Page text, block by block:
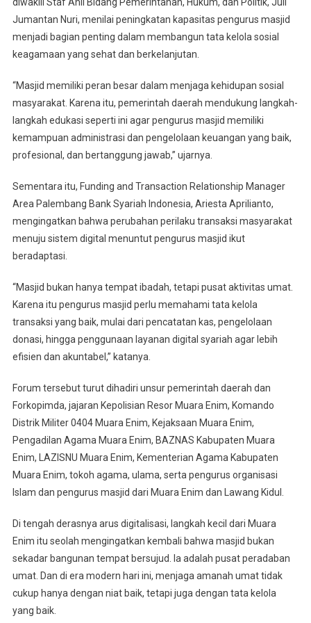
diwakili Staf Ahli Bidang Pemerintahan, Hukum, dan Politik, Juli
Jumantan Nuri, menilai peningkatan kapasitas pengurus masjid
menjadi bagian penting dalam membangun tata kelola sosial
keagamaan yang sehat dan berkelanjutan.
“Masjid memiliki peran besar dalam menjaga kehidupan sosial
masyarakat. Karena itu, pemerintah daerah mendukung langkah-
langkah edukasi seperti ini agar pengurus masjid memiliki
kemampuan administrasi dan pengelolaan keuangan yang baik,
profesional, dan bertanggung jawab,” ujarnya.
Sementara itu, Funding and Transaction Relationship Manager
Area Palembang Bank Syariah Indonesia, Ariesta Aprilianto,
mengingatkan bahwa perubahan perilaku transaksi masyarakat
menuju sistem digital menuntut pengurus masjid ikut
beradaptasi.
“Masjid bukan hanya tempat ibadah, tetapi pusat aktivitas umat.
Karena itu pengurus masjid perlu memahami tata kelola
transaksi yang baik, mulai dari pencatatan kas, pengelolaan
donasi, hingga penggunaan layanan digital syariah agar lebih
efisien dan akuntabel,” katanya.
Forum tersebut turut dihadiri unsur pemerintah daerah dan
Forkopimda, jajaran Kepolisian Resor Muara Enim, Komando
Distrik Militer 0404 Muara Enim, Kejaksaan Muara Enim,
Pengadilan Agama Muara Enim, BAZNAS Kabupaten Muara
Enim, LAZISNU Muara Enim, Kementerian Agama Kabupaten
Muara Enim, tokoh agama, ulama, serta pengurus organisasi
Islam dan pengurus masjid dari Muara Enim dan Lawang Kidul.
Di tengah derasnya arus digitalisasi, langkah kecil dari Muara
Enim itu seolah mengingatkan kembali bahwa masjid bukan
sekadar bangunan tempat bersujud. Ia adalah pusat peradaban
umat. Dan di era modern hari ini, menjaga amanah umat tidak
cukup hanya dengan niat baik, tetapi juga dengan tata kelola
yang baik.